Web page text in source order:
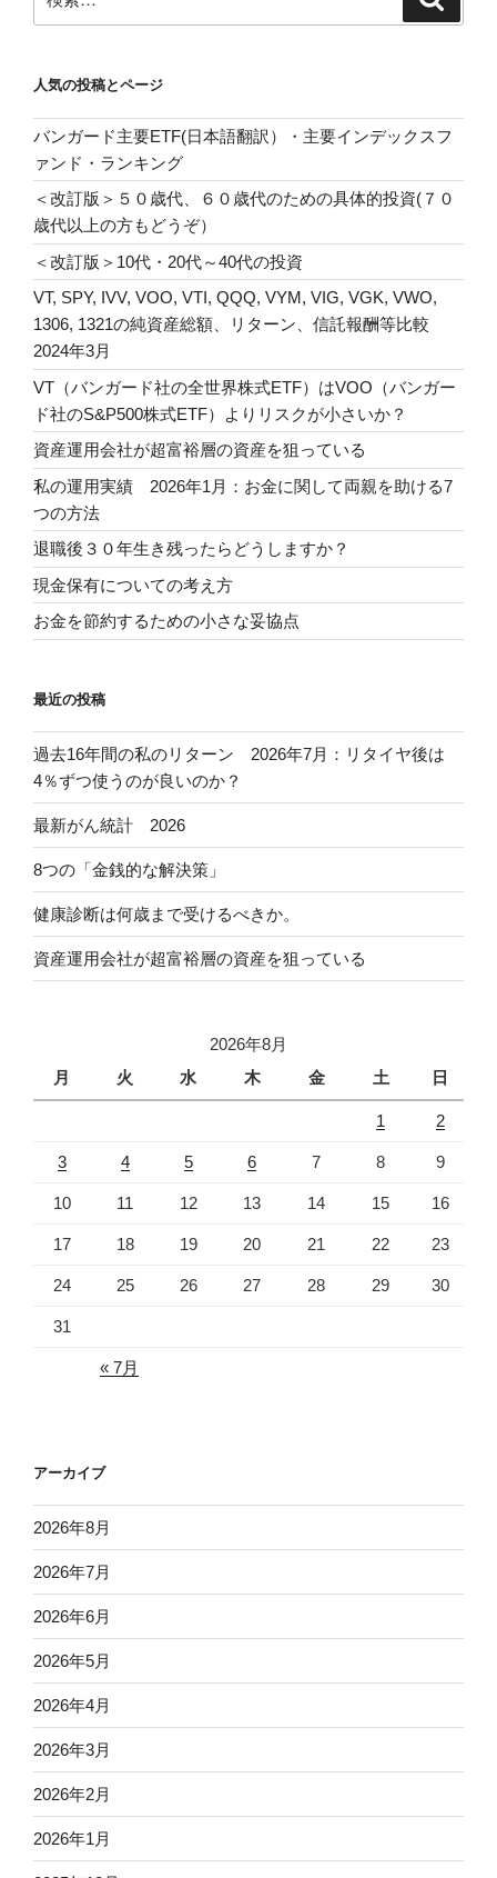
索:
人気の投稿とページ
バンガード主要ETF(日本語翻訳）・主要インデックスフ
ァンド・ランキング
＜改訂版＞５０歳代、６０歳代のための具体的投資(７０
歳代以上の方もどうぞ）
＜改訂版＞10代・20代～40代の投資
VT, SPY, IVV, VOO, VTI, QQQ, VYM, VIG, VGK, VWO,
1306, 1321の純資産総額、リターン、信託報酬等比較
2024年3月
VT（バンガード社の全世界株式ETF）はVOO（バンガー
ド社のS&P500株式ETF）よりリスクが小さいか？
資産運用会社が超富裕層の資産を狙っている
私の運用実績 2026年1月：お金に関して両親を助ける7
つの方法
退職後３０年生き残ったらどうしますか？
現金保有についての考え方
お金を節約するための小さな妥協点
最近の投稿
過去16年間の私のリターン 2026年7月：リタイヤ後は
4％ずつ使うのが良いのか？
最新がん統計 2026
8つの「金銭的な解決策」
健康診断は何歳まで受けるべきか。
資産運用会社が超富裕層の資産を狙っている
2026年8月
月
火 水 木 金 土 日
1 2
3 4 5 6 7 8 9
10 11 12 13 14 15 16
17 18 19 20 21 22 23
24 25 26 27 28 29 30
31
« 7月
アーカイブ
2026年8月
2026年7月
2026年6月
2026年5月
2026年4月
2026年3月
2026年2月
2026年1月